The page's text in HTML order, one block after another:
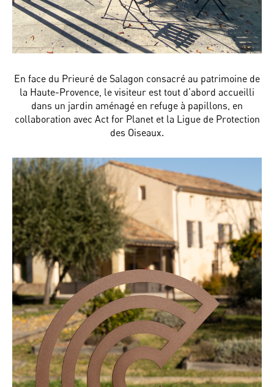
En face du Prieuré de Salagon consacré au patrimoine de
la Haute-Provence, le visiteur est tout d’abord accueilli
dans un jardin aménagé en refuge à papillons, en
collaboration avec Act for Planet et la Ligue de Protection
des Oiseaux.